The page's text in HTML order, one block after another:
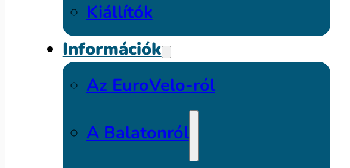
Kiállítók
Információk
Az EuroVelo-ról
A Balatonról